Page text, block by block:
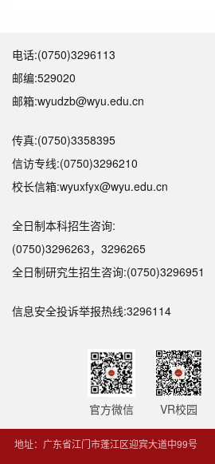
电话:(0750)3296113
邮编:529020
邮箱:wyudzb@wyu.edu.cn
传真:(0750)3358395
信访专线:(0750)3296210
校长信箱:wyuxfyx@wyu.edu.cn
全日制本科招生咨询:
(0750)3296263，3296265
全日制研究生招生咨询:(0750)3296951
信息安全投诉举报热线:3296114
官方微信 VR校园
地址：广东省江门市蓬江区迎宾大道中99号